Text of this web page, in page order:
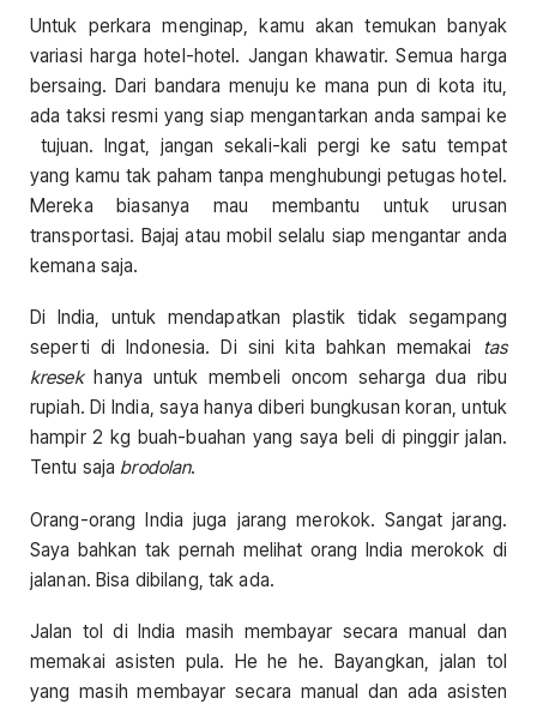
Untuk perkara menginap, kamu akan temukan banyak
variasi harga hotel-hotel. Jangan khawatir. Semua harga
bersaing. Dari bandara menuju ke mana pun di kota itu,
ada taksi resmi yang siap mengantarkan anda sampai ke
tujuan. Ingat, jangan sekali-kali pergi ke satu tempat
yang kamu tak paham tanpa menghubungi petugas hotel.
Mereka biasanya mau membantu untuk urusan
transportasi. Bajaj atau mobil selalu siap mengantar anda
kemana saja.
Di India, untuk mendapatkan plastik tidak segampang
seperti di Indonesia. Di sini kita bahkan memakai tas
kresekhanya untuk membeli oncom seharga dua ribu
rupiah. Di India, saya hanya diberi bungkusan koran, untuk
hampir 2 kg buah-buahan yang saya beli di pinggir jalan.
Tentu saja brodolan.
Orang-orang India juga jarang merokok. Sangat jarang.
Saya bahkan tak pernah melihat orang India merokok di
jalanan. Bisa dibilang, tak ada.
Jalan tol di India masih membayar secara manual dan
memakai asisten pula. He he he. Bayangkan, jalan tol
yang masih membayar secara manual dan ada asisten